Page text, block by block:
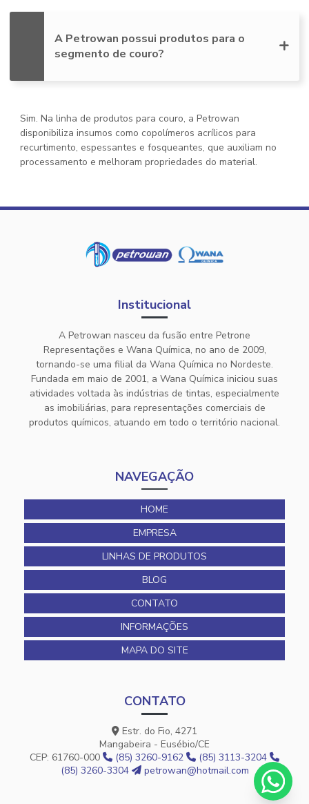
A Petrowan possui produtos para o
segmento de couro?
Sim. Na linha de produtos para couro, a Petrowan
disponibiliza insumos como copolímeros acrílicos para
recurtimento, espessantes e fosqueantes, que auxiliam no
processamento e melhoram propriedades do material.
Institucional
A Petrowan nasceu da fusão entre Petrone
Representações e Wana Química, no ano de 2009,
tornando-se uma filial da Wana Química no Nordeste.
Fundada em maio de 2001, a Wana Química iniciou suas
atividades voltada às indústrias de tintas, especialmente
as imobiliárias, para representações comerciais de
produtos químicos, atuando em todo o território nacional.
NAVEGAÇÃO
HOME
EMPRESA
LINHAS DE PRODUTOS
BLOG
CONTATO
INFORMAÇÕES
MAPA DO SITE
CONTATO
Estr. do Fio, 4271
Mangabeira - Eusébio/CE
CEP: 61760-000
(85) 3260-9162
(85) 3113-3204
(85) 3260-3304
petrowan@hotmail.com